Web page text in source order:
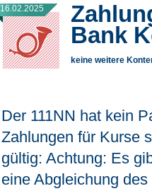
16.02.2025
Bank
keine weitere
Der 111NN hat kein
Zahlungen für Kurse
gültig: Achtung: Es
eine Abgleichung